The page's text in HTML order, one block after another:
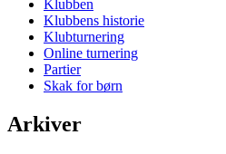
Klubben
Klubbens historie
Klubturnering
Online turnering
Partier
Skak for børn
Arkiver